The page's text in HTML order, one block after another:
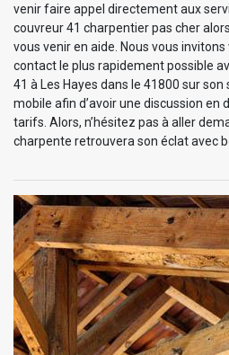
venir faire appel directement aux
couvreur 41 charpentier pas cher
vous venir en aide. Nous vous
contact le plus rapidement possible
41 à Les Hayes dans le 41800 sur
mobile afin d’avoir une discussion en
tarifs. Alors, n’hésitez pas à aller
charpente retrouvera son éclat avec